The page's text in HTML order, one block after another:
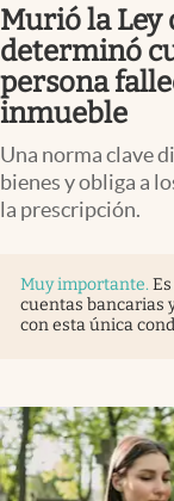
Colombia
Murió la Ley
determinó
persona
inmueble
Una norma clave
bienes y obliga a
la prescripción.
Muy importante.
cuentas bancarias
con esta única